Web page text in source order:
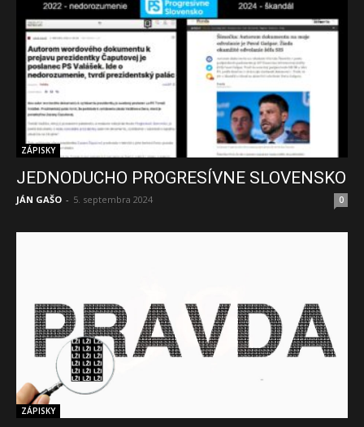
ZÁPISKY
JEDNODUCHO PROGRESÍVNE SLOVENSKO
JÁN GAŠO - 5. septembra 2024 0
ZÁPISKY